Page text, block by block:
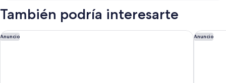
También podría interesarte
Anuncio
ANDAZ BALI, BY HYATT Anuncio
The